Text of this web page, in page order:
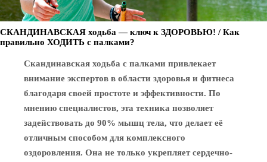
СКАНДИНАВСКАЯ ходьба — ключ к ЗДОРОВЬЮ! / Как
правильно ХОДИТЬ с палками?
Скандинавская ходьба с палками привлекает
внимание экспертов в области здоровья и фитнеса
благодаря своей простоте и эффективности. По
мнению специалистов, эта техника позволяет
задействовать до 90% мышц тела, что делает её
отличным способом для комплексного
оздоровления. Она не только укрепляет сердечно-